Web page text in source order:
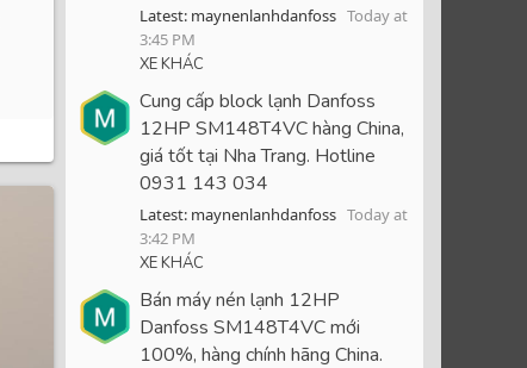
Latest: maynenlanhdanfoss Today at
3:45 PM
XE KHÁC
Cung cấp block lạnh Danfoss
12HP SM148T4VC hàng China,
giá tốt tại Nha Trang. Hotline
0931 143 034
Latest: maynenlanhdanfoss Today at
3:42 PM
XE KHÁC
Bán máy nén lạnh 12HP
Danfoss SM148T4VC mới
100%, hàng chính hãng China.